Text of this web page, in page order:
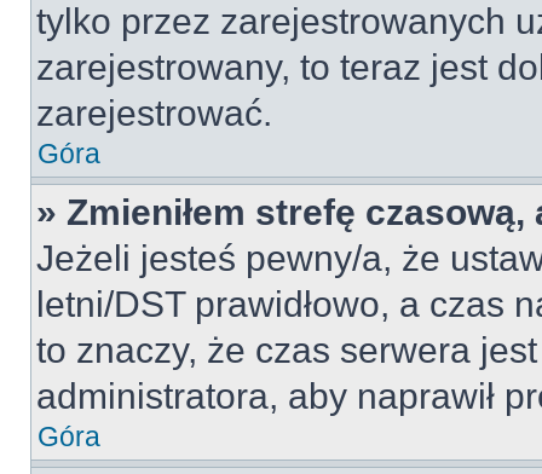
tylko przez zarejestrowanych
zarejestrowany, to teraz jest
zarejestrować.
Góra
» Zmieniłem strefę
Jeżeli jesteś pewny/a, że
letni/DST prawidłowo, a czas
to znaczy, że czas serwera
administratora, aby naprawił
Góra